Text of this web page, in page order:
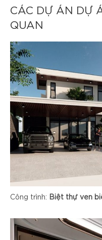
CÁC DỰ ÁN DỰ
QUAN
Công trình: Biệt thự ven